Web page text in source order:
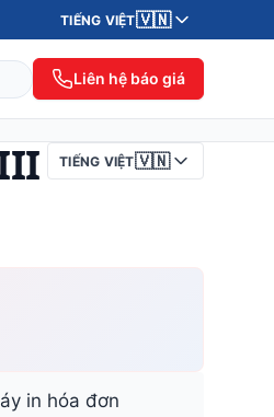
TIẾNG VIỆT🇻🇳
Liên hệ báo giá
TIẾNG VIỆT🇻🇳
in hóa đơn